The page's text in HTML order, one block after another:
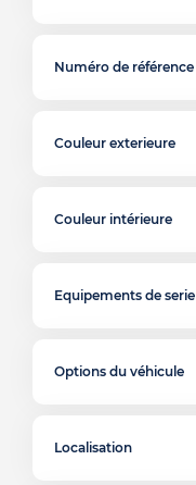
Numéro de référence
Couleur exterieure
Couleur intérieure
Equipements de serie
Options du véhicule
Localisation